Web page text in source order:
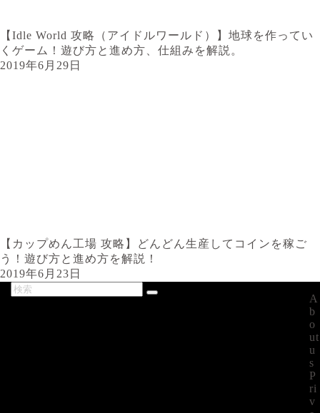
【Idle World 攻略（アイドルワールド）】地球を作ってい
くゲーム！遊び方と進め方、仕組みを解説。
2019年6月29日
【カップめん工場 攻略】どんどん生産してコインを稼ご
う！遊び方と進め方を解説！
2019年6月23日
A
b
o
ut
u
s
P
ri
v